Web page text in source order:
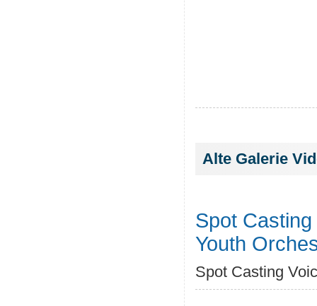
Alte Galerie
Spot
Youth
Spot Casting